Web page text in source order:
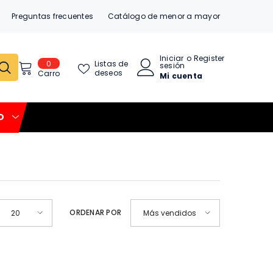
Preguntas frecuentes Catálogo de menor a mayor
00
item
Carro
Listas de
deseos
Iniciar
sesión
o Register
Mi cuenta
20 ORDENAR POR Más vendidos